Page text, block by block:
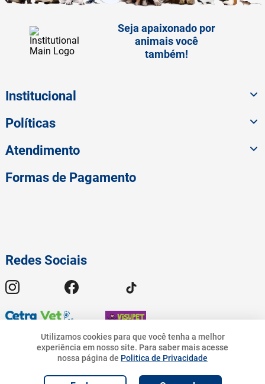
Utilizamos cookies para que você tenha a melhor
experiência em nosso site. Para saber mais acesse
nossa página de Politica de Privacidade
R$ 45,90
Seja apaixonado por
animais você
também!
Institucional
Políticas
Atendimento
Redes Sociais
Formas de Pagamento
© 2023 American Pet - Todos os Direitos Reservados | Pet.Bandeirantes
Geremario Dantas, 01413 - Freguesia (Jacarepaguá) - Rio de Janeiro - RJ.